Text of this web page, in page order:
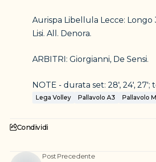
Aurispa Libellula Lecce: Longo
Lisi. All. Denora.
ARBITRI: Giorgianni, De Sensi.
NOTE - durata set: 28', 24', 27';
Lega Volley Pallavolo A3 Pallavolo
Condividi
Post Precedente